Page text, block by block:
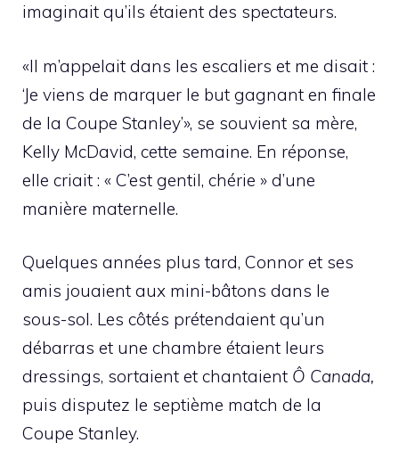
imaginait qu’ils étaient des spectateurs.
«Il m’appelait dans les escaliers et me disait :
‘Je viens de marquer le but gagnant en finale
de la Coupe Stanley’», se souvient sa mère,
Kelly McDavid, cette semaine. En réponse,
elle criait : « C’est gentil, chérie » d’une
manière maternelle.
Quelques années plus tard, Connor et ses
amis jouaient aux mini-bâtons dans le
sous-sol. Les côtés prétendaient qu’un
débarras et une chambre étaient leurs
dressings, sortaient et chantaient Ô Canada,
puis disputez le septième match de la
Coupe Stanley.